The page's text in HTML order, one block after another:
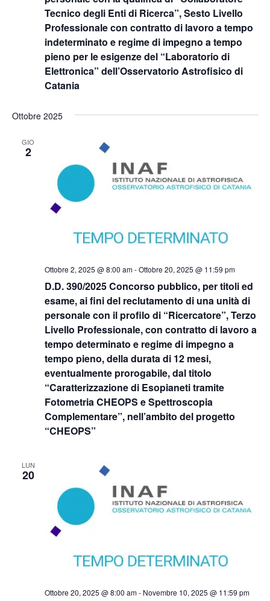
Tecnico degli Enti di Ricerca”, Sesto Livello
Professionale con contratto di lavoro a tempo
indeterminato e regime di impegno a tempo
pieno per le esigenze del “Laboratorio di
Elettronica” dell’Osservatorio Astrofisico di
Catania
Ottobre 2025
GIO
2
D.D. 390/2025 Concorso pubblico, per titoli ed
esame, ai fini del reclutamento di una unità di
personale con il profilo di “Ricercatore”, Terzo
Livello Professionale, con contratto di lavoro a
tempo determinato e regime di impegno a
tempo pieno, della durata di 12 mesi,
eventualmente prorogabile, dal titolo
“Caratterizzazione di Esopianeti tramite
Fotometria CHEOPS e Spettroscopia
Complementare”, nell’ambito del progetto
“CHEOPS”
Ottobre 2, 2025 @ 8:00 am-Ottobre 20, 2025 @ 11:59 pm
LUN
20
Ottobre 20, 2025 @ 8:00 am- Novembre 10, 2025 @ 11:59 pm